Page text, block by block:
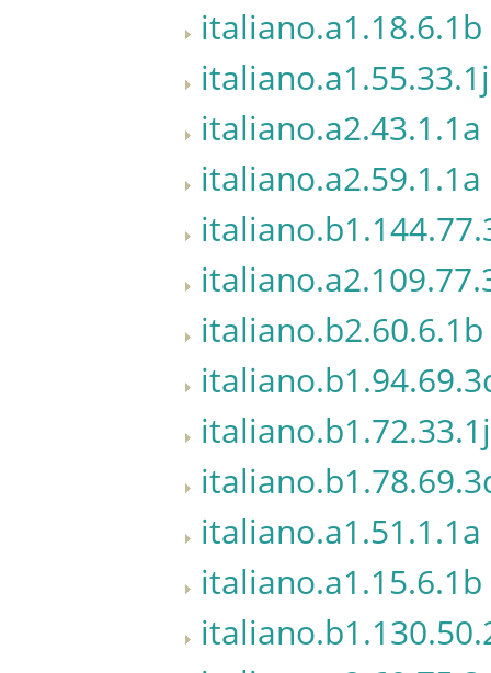
italiano.a1.18.6.1b
italiano.a1.55.33.1j
italiano.a2.43.1.1a
italiano.a2.59.1.1a
italiano.b2.60.6.1b
italiano.b1.72.33.1j
italiano.a1.51.1.1a
italiano.a1.15.6.1b